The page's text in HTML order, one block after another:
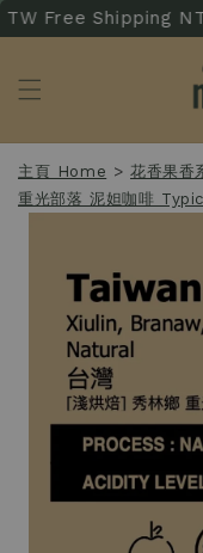
Free Shipping
主頁 Home >花香果
重光部落 泥妲咖啡